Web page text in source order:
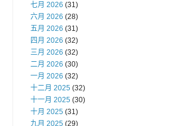
七月 2026 (31)
六月 2026 (28)
五月 2026 (31)
四月 2026 (32)
三月 2026 (32)
二月 2026 (30)
一月 2026 (32)
十二月 2025 (32)
十一月 2025 (30)
十月 2025 (31)
九月 2025 (29)